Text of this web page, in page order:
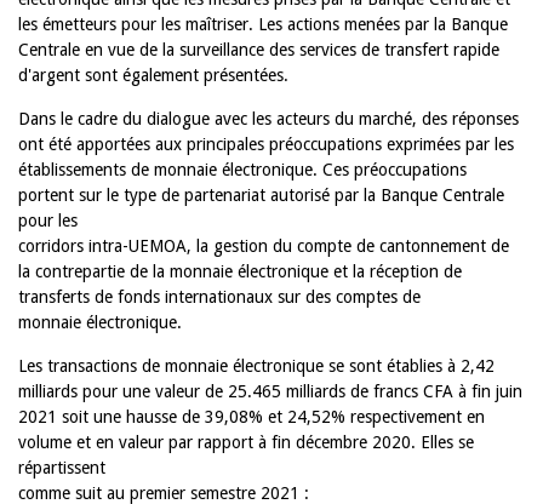
les émetteurs pour les maîtriser. Les actions menées par la Banque
Centrale en vue de la surveillance des services de transfert rapide
d'argent sont également présentées.
Dans le cadre du dialogue avec les acteurs du marché, des réponses
ont été apportées aux principales préoccupations exprimées par les
établissements de monnaie électronique. Ces préoccupations
portent sur le type de partenariat autorisé par la Banque Centrale
pour les
corridors intra-UEMOA, la gestion du compte de cantonnement de
la contrepartie de la monnaie électronique et la réception de
transferts de fonds internationaux sur des comptes de
monnaie électronique.
Les transactions de monnaie électronique se sont établies à 2,42
milliards pour une valeur de 25.465 milliards de francs CFA à fin juin
2021 soit une hausse de 39,08% et 24,52% respectivement en
volume et en valeur par rapport à fin décembre 2020. Elles se
répartissent
comme suit au premier semestre 2021 :